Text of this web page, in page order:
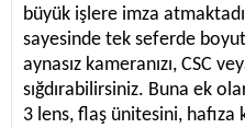
büyük işlere imza
sayesinde tek seferde
aynasız kameranızı, CSC
sığdırabilirsiniz. Buna ek
3 lens, flaş ünitesini, hafıza